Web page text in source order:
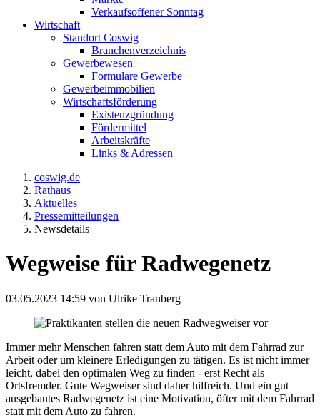
Verkaufsoffener Sonntag
Wirtschaft
Standort Coswig
Branchenverzeichnis
Gewerbewesen
Formulare Gewerbe
Gewerbeimmobilien
Wirtschaftsförderung
Existenzgründung
Fördermittel
Arbeitskräfte
Links & Adressen
coswig.de
Rathaus
Aktuelles
Pressemitteilungen
Newsdetails
Wegweise für Radwegenetz
03.05.2023 14:59 von Ulrike Tranberg
Immer mehr Menschen fahren statt dem Auto mit dem Fahrrad zur
Arbeit oder um kleinere Erledigungen zu tätigen. Es ist nicht immer
leicht, dabei den optimalen Weg zu finden - erst Recht als
Ortsfremder. Gute Wegweiser sind daher hilfreich. Und ein gut
ausgebautes Radwegenetz ist eine Motivation, öfter mit dem Fahrrad
statt mit dem Auto zu fahren.